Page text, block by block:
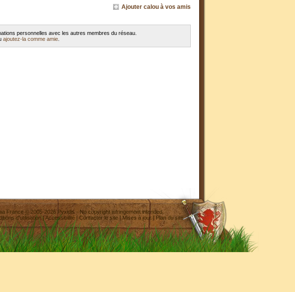
Ajouter calou à vos amis
personnelles avec les autres membres du réseau.
ajoutez-la comme amie
France ©2005-2026 Pyxidis- No copyright infringement intended
d'utilisation|Accessibilité| Contacter le site|Mises à jour| Plan du site